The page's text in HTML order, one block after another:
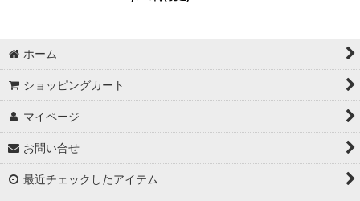
ホーム
ショッピングカート
マイページ
お問い合せ
最近チェックしたアイテム